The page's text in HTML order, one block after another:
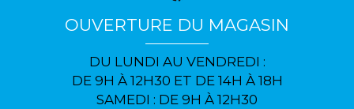
OUVERTURE DU MAGASIN
DU LUNDI AU VENDREDI :
DE 9H À 12H30 ET DE 14H À 18H
SAMEDI : DE 9H À 12H30